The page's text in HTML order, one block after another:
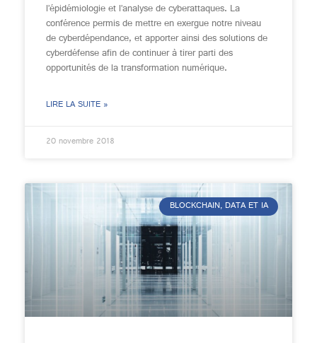
l’épidémiologie et l’analyse de cyberattaques. La
conférence permis de mettre en exergue notre niveau
de cyberdépendance, et apporter ainsi des solutions de
cyberdéfense afin de continuer à tirer parti des
opportunités de la transformation numérique.
LIRE LA SUITE »
20 novembre 2018
BLOCKCHAIN, DATA ET IA